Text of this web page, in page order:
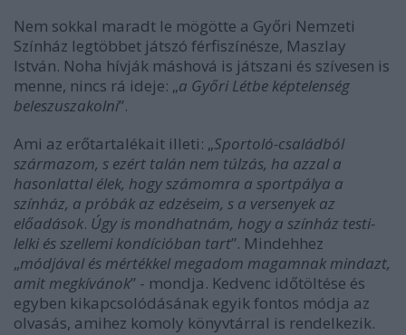
Nem sokkal maradt le mögötte a Győri Nemzeti
Színház legtöbbet játszó férfiszínésze, Maszlay
István. Noha hívják máshová is játszani és szívesen is
menne, nincs rá ideje: „a Győri Létbe képtelenség
beleszuszakolni”.
Ami az erőtartalékait illeti: „Sportoló-családból
származom, s ezért talán nem túlzás, ha azzal a
hasonlattal élek, hogy számomra a sportpálya a
színház, a próbák az edzéseim, s a versenyek az
előadások. Úgy is mondhatnám, hogy a színház testi-
lelki és szellemi kondícióban tart”. Mindehhez
„módjával és mértékkel megadom magamnak mindazt,
amit megkívánok” - mondja. Kedvenc időtöltése és
egyben kikapcsolódásának egyik fontos módja az
olvasás, amihez komoly könyvtárral is rendelkezik.